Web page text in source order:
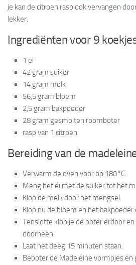
je kan de citroen rasp ook vervangen
lekker.
Ingrediënten voor 9
1 ei
42 gram suiker
14 gram melk
56,5 gram bloem
2,5 gram bakpoeder
28 gram gesmolten roomboter
rasp van 1 citroen
Bereiding van de
Verwarm de oven voor op 180°C.
Meng het ei met de suiker tot het
Klop de melk door het mengsel.
Klop nu de bloem en het bakpoeder
Tenslotte klop je de boter erdoor
doorheen.
Laat het deeg 15 minuten staan.
Beboter de Madeleine vormpjes en